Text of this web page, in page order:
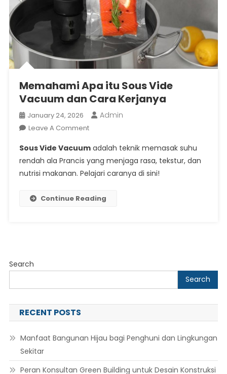
Memahami Apa itu Sous Vide
Vacuum dan Cara Kerjanya
January 24, 2026 Admin
Leave A CommentOn
Apa
Itu
Sous
Vacuum
Sous Vide Vacuumadalah teknik memasak suhu
rendah ala Prancis yang menjaga rasa, tekstur, dan
nutrisi makanan. Pelajari caranya di sini!
Continue Reading
Search
Search
RECENT POSTS
Manfaat Bangunan Hijau bagi Penghuni dan Lingkungan
Sekitar
Peran Konsultan Green Building untuk Desain Konstruksi